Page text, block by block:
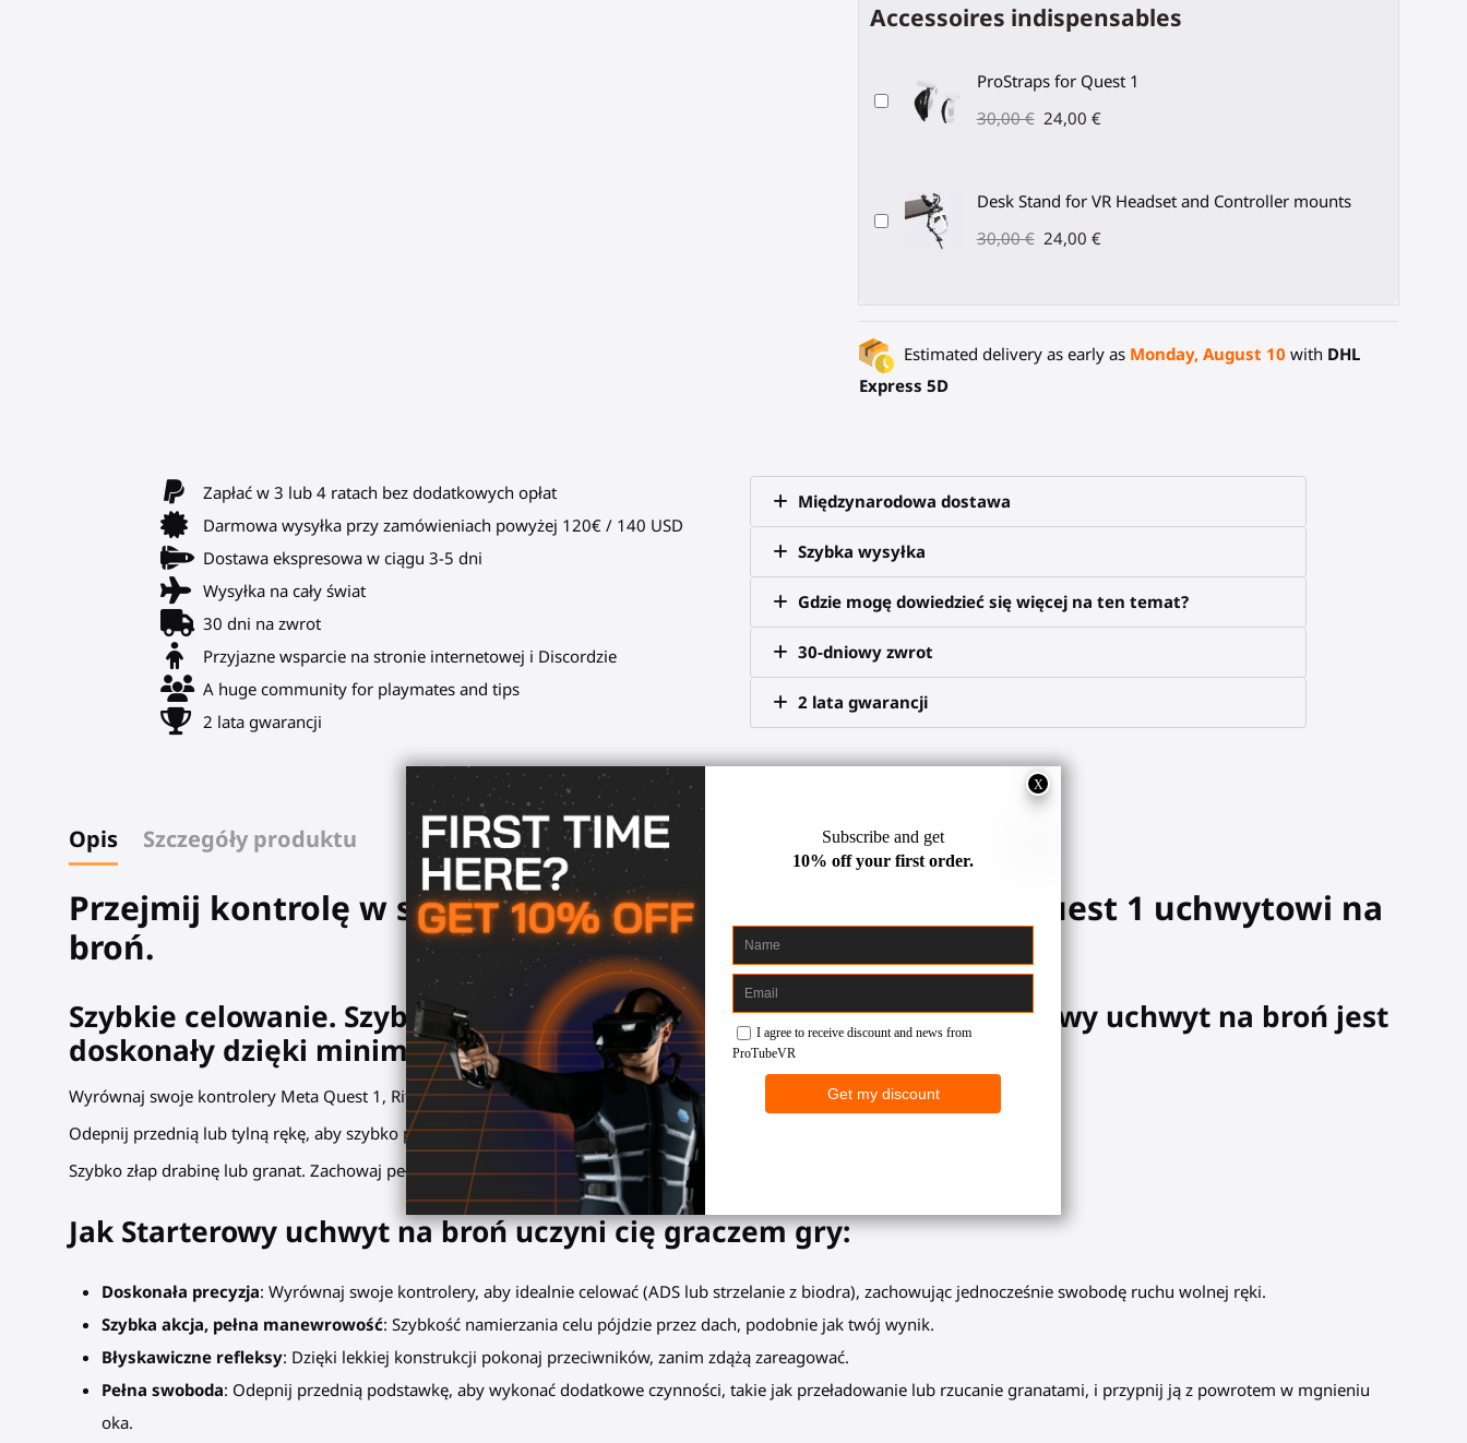
Accessoires indispensables
ProStraps for Quest 1
30,00 € 24,00 €
Desk Stand for VR Headset and Controller mounts
30,00 € 24,00 €
Estimated delivery as early as Monday, August 10 with DHL
Express 5D
Zapłać w 3 lub 4 ratach bez dodatkowych opłat
Darmowa wysyłka przy zamówieniach powyżej 120€ / 140 USD
Dostawa ekspresowa w ciągu 3-5 dni
Wysyłka na cały świat
30 dni na zwrot
Przyjazne wsparcie na stronie internetowej i Discordzie
A huge community for playmates and tips
2 lata gwarancji
Międzynarodowa dostawa
Szybka wysyłka
Gdzie mogę dowiedzieć się więcej na ten temat?
30-dniowy zwrot
2 lata gwarancji
Opis Szczegóły produktu
Przejmij kontrolę w szybkich strzelankach VR dzięki temu Quest 1 uchwytowi na
broń.
Szybkie celowanie. Szybkie przeładowanie. Najwyższy wynik.Starterowy uchwyt na broń jest
doskonały dzięki minimalistycznemu i lekkiemu designowi.
Wyrównaj swoje kontrolery Meta Quest 1, Rift S z ramą. Pokonaj drużynę przeciwników dzięki stabilnemu celowaniu.
Odepnij przednią lub tylną rękę, aby szybko przeładować, przypnij ją z powrotem i łańcuch fragów.
Szybko złap drabinę lub granat. Zachowaj pełną taktyczną zręczność.
Jak Starterowy uchwyt na brońuczyni cię graczem gry:
Doskonała precyzja: Wyrównaj swoje kontrolery, aby idealnie celować (ADS lub strzelanie z biodra), zachowując jednocześnie swobodę ruchu wolnej ręki.
Szybka akcja, pełna manewrowość: Szybkość namierzania celu pójdzie przez dach, podobnie jak twój wynik.
Błyskawiczne refleksy: Dzięki lekkiej konstrukcji pokonaj przeciwników, zanim zdążą zareagować.
Pełna swoboda: Odepnij przednią podstawkę, aby wykonać dodatkowe czynności, takie jak przeładowanie lub rzucanie granatami, i przypnij ją z powrotem w mgnieniu
oka.